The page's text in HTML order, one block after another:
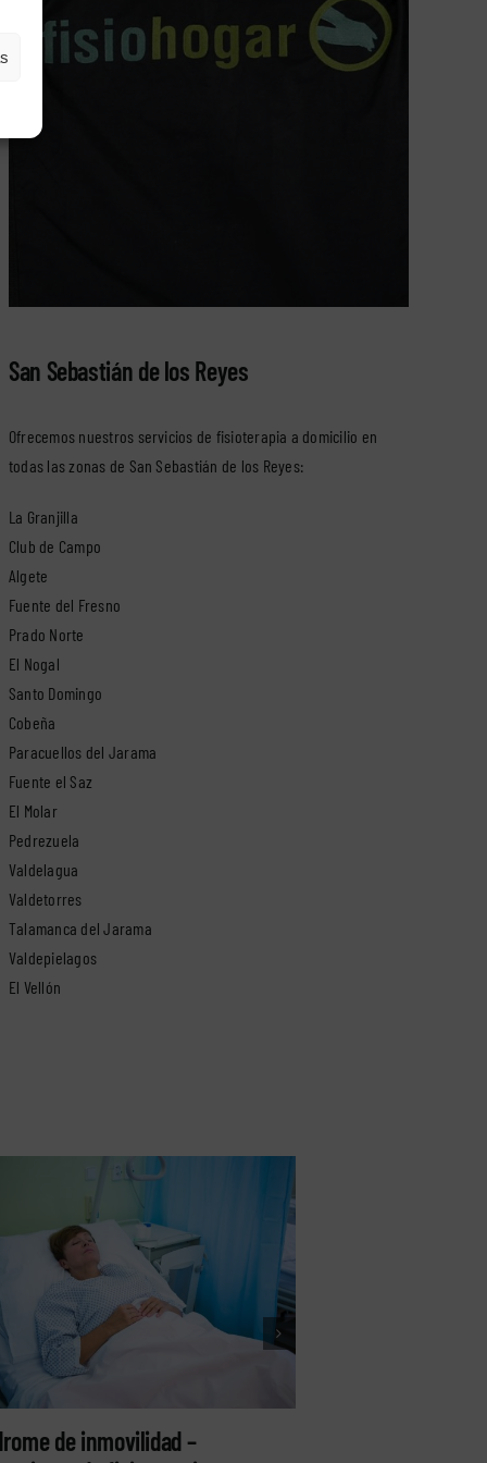
San Sebastián de los Reyes
Ofrecemos nuestros servicios de fisioterapia a domicilio en
todas las zonas de San Sebastián de los Reyes:
La Granjilla
Club de Campo
Algete
Fuente del Fresno
Prado Norte
El Nogal
Santo Domingo
Cobeña
Paracuellos del Jarama
Fuente el Saz
El Molar
Pedrezuela
Valdelagua
Valdetorres
Talamanca del Jarama
Valdepielagos
El Vellón
de inmovilidad –